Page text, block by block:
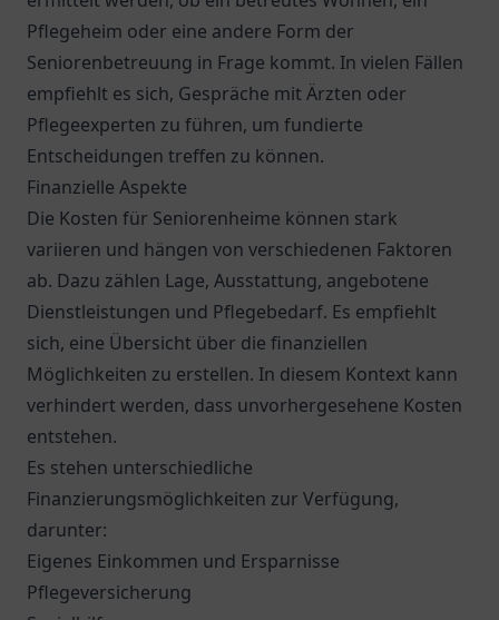
Pflegeheim oder eine andere Form der
Seniorenbetreuung in Frage kommt. In vielen Fällen
empfiehlt es sich, Gespräche mit Ärzten oder
Pflegeexperten zu führen, um fundierte
Entscheidungen treffen zu können.
Finanzielle Aspekte
Die Kosten für Seniorenheime können stark
variieren und hängen von verschiedenen Faktoren
ab. Dazu zählen Lage, Ausstattung, angebotene
Dienstleistungen und Pflegebedarf. Es empfiehlt
sich, eine Übersicht über die finanziellen
Möglichkeiten zu erstellen. In diesem Kontext kann
verhindert werden, dass unvorhergesehene Kosten
entstehen.
Es stehen unterschiedliche
Finanzierungsmöglichkeiten zur Verfügung,
darunter:
Eigenes Einkommen und Ersparnisse
Pflegeversicherung